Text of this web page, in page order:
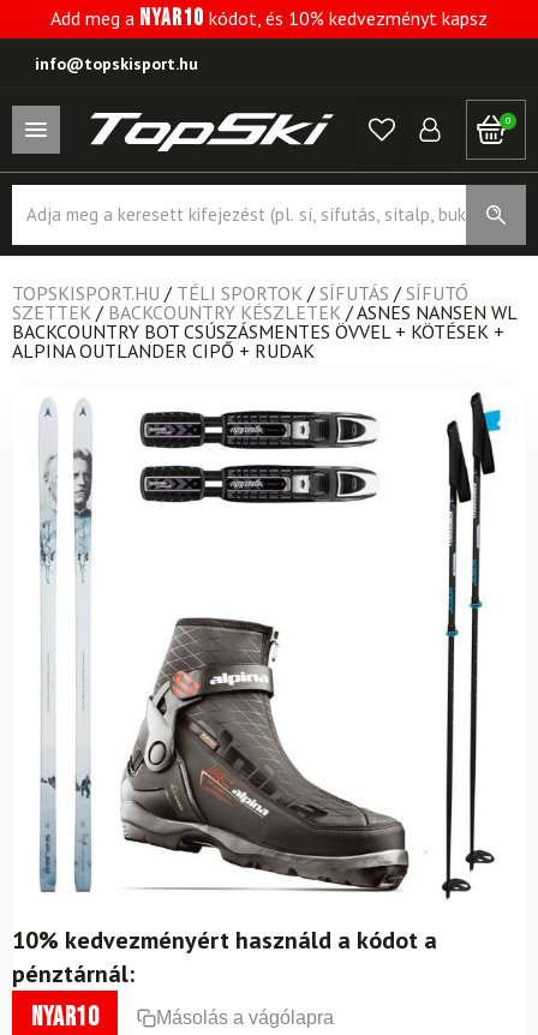
Add meg a NYAR10 kódot, és 10% kedvezményt kapsz
info@topskisport.hu
0
search
TOPSKISPORT.HU / TÉLI SPORTOK / SÍFUTÁS / SÍFUTÓ
SZETTEK / BACKCOUNTRY KÉSZLETEK /ASNES NANSEN WL
BACKCOUNTRY BOT CSÚSZÁSMENTES ÖVVEL + KÖTÉSEK +
ALPINA OUTLANDER CIPŐ + RUDAK
10% kedvezményért használd a kódot a
pénztárnál:
nyar10 Másolás a vágólapra